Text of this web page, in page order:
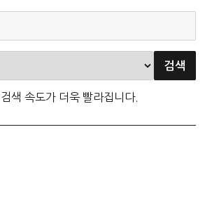
색 속도가 더욱 빨라집니다.